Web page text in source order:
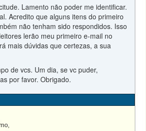
Lamento não poder me identificar.
Acredito que alguns itens do primeiro
não tenham sido respondidos. Isso
lerão meu primeiro e-mail no
mais dúvidas que certezas, a sua
de vcs. Um dia, se vc puder,
por favor. Obrigado.